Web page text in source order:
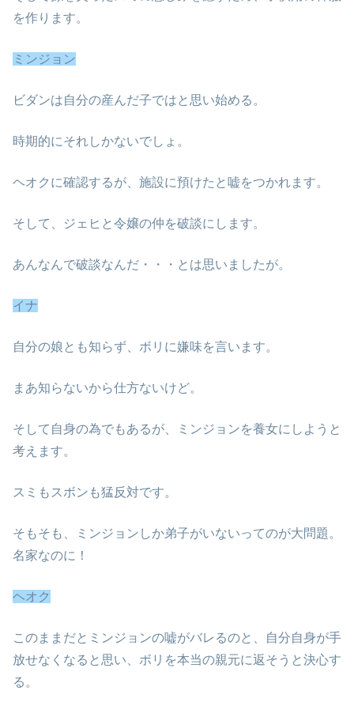
を作ります。
ミンジョン
ビダンは自分の産んだ子ではと思い始める。
時期的にそれしかないでしょ。
ヘオクに確認するが、施設に預けたと嘘をつかれます。
そして、ジェヒと令嬢の仲を破談にします。
あんなんで破談なんだ・・・とは思いましたが。
イナ
自分の娘とも知らず、ボリに嫌味を言います。
まあ知らないから仕方ないけど。
そして自身の為でもあるが、ミンジョンを養女にしようと
考えます。
スミもスボンも猛反対です。
そもそも、ミンジョンしか弟子がいないってのが大問題。
名家なのに！
ヘオク
このままだとミンジョンの嘘がバレるのと、自分自身が手
放せなくなると思い、ボリを本当の親元に返そうと決心す
る。